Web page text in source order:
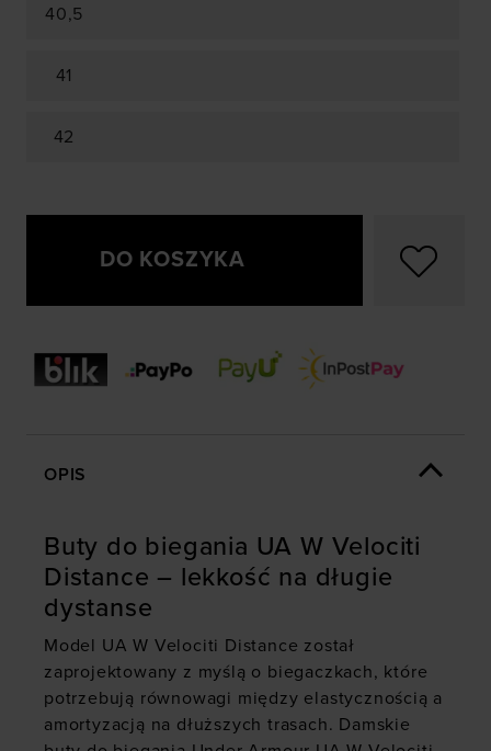
40,5
41
42
DO KOSZYKA
OPIS
Buty do biegania UA W Velociti
Distance – lekkość na długie
dystanse
Model UA W Velociti Distance został
zaprojektowany z myślą o biegaczkach, które
potrzebują równowagi między elastycznością a
amortyzacją na dłuższych trasach. Damskie